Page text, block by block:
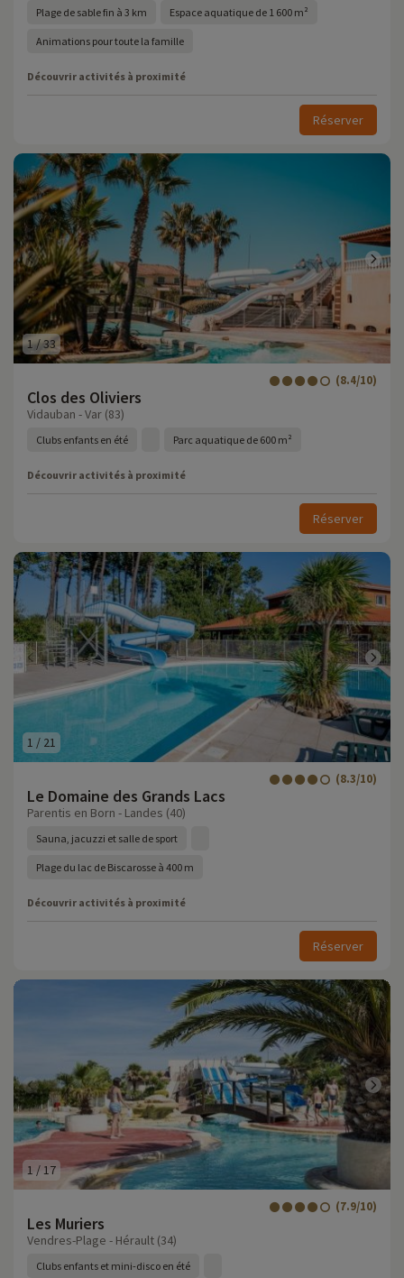
Plage de sable fin à 3 km Espace aquatique de 1 600 m²
Animations pour toute la famille
Découvrir activités à proximité
Réserver
1/33
Clos des Oliviers
(8.4/10)
Vidauban - Var (83)
Clubs enfants en été Parc aquatique de 600 m²
Découvrir activités à proximité
Réserver
1 / 21
Le Domaine des Grands Lacs
(8.3/10)
Parentis en Born - Landes (40)
Sauna, jacuzzi et salle de sport
Plage du lac de Biscarosse à 400 m
Découvrir activités à proximité
Réserver
1 / 17
Les Muriers
(7.9/10)
Vendres-Plage - Hérault (34)
Clubs enfants et mini-disco en été